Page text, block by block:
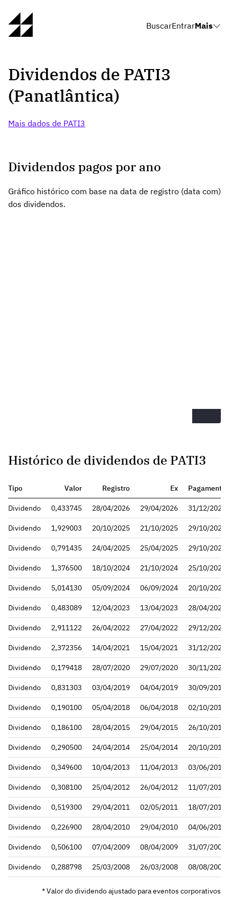
BuscarEntrarMais
Dividendos de PATI3
(Panatlântica)
Mais dados de PATI3
Dividendos pagos por ano
Gráfico histórico com base na data de registro (data com)
dos dividendos.
Histórico de dividendos de PATI3
Tipo Valor Registro Ex Pagamento
Dividendo 0,433745 28/04/2026 29/04/2026 31/12/2026
Dividendo 1,929003 20/10/2025 21/10/2025 29/10/2025
Dividendo 0,791435 24/04/2025 25/04/2025 29/10/2025
Dividendo 1,376500 18/10/2024 21/10/2024 25/10/2024
Dividendo 5,014130 05/09/2024 06/09/2024 20/10/2024
Dividendo 0,483089 12/04/2023 13/04/2023 28/04/2023
Dividendo 2,911122 26/04/2022 27/04/2022 29/12/2022
Dividendo 2,372356 14/04/2021 15/04/2021 31/12/2021
Dividendo 0,179418 28/07/2020 29/07/2020 30/11/2020
Dividendo 0,831303 03/04/2019 04/04/2019 30/09/2019
Dividendo 0,190100 05/04/2018 06/04/2018 02/10/2018
Dividendo 0,186100 28/04/2015 29/04/2015 26/10/2015
Dividendo 0,290500 24/04/2014 25/04/2014 20/10/2014
Dividendo 0,349600 10/04/2013 11/04/2013 03/06/2013
Dividendo 0,308100 25/04/2012 26/04/2012 11/07/2012
Dividendo 0,519300 29/04/2011 02/05/2011 18/07/2011
Dividendo 0,226900 28/04/2010 29/04/2010 04/06/2010
Dividendo 0,506100 07/04/2009 08/04/2009 31/07/2009
Dividendo 0,288798 25/03/2008 26/03/2008 08/08/2008
* Valor do dividendo ajustado para eventos corporativos